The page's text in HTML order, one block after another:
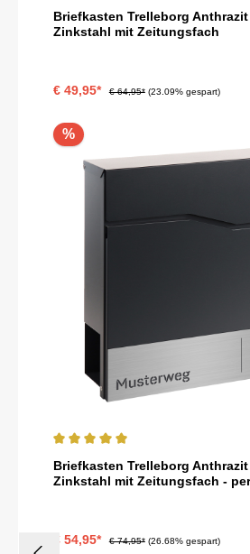
Durchschnittliche Bewertung von
Briefkasten Trelleborg Anthrazit
Zinkstahl mit Zeitungsfach
€ 49,95* € 64,95* (23.09% gespart)
%
Durchschnittliche Bewertung von
Briefkasten Trelleborg Anthrazit
Zinkstahl mit Zeitungsfach -
€ 54,95* € 74,95* (26.68% gespart)